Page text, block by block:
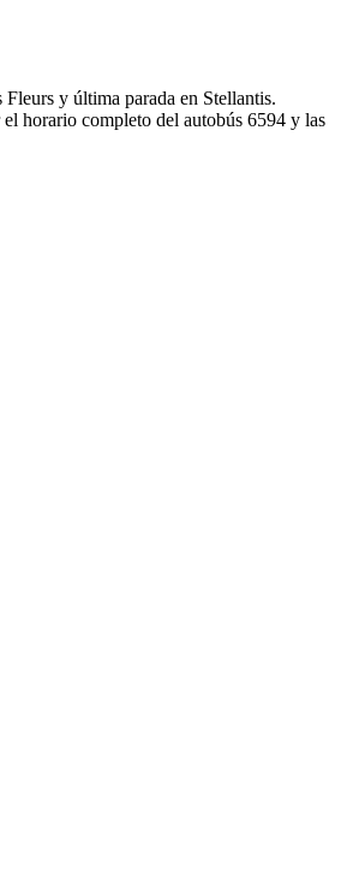
y última parada en Stellantis.
horario completo del autobús 6594 y las